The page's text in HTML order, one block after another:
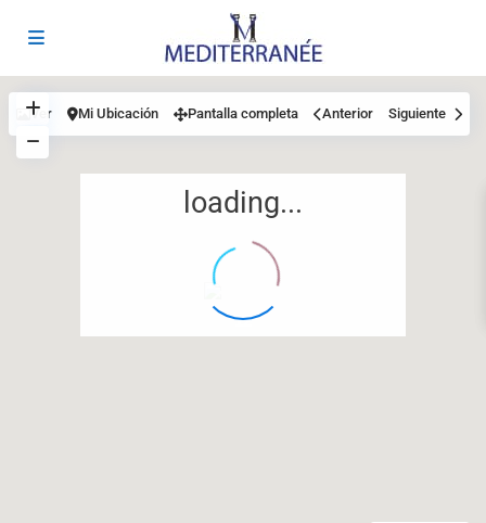
12
loading...
Ver Mi Ubicación Pantalla completa Anterior Siguiente